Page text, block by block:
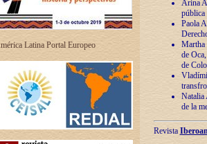
Latina Portal Europeo
Arina
pública
Paola
Martha
de
de
Natalia
de la
Revista